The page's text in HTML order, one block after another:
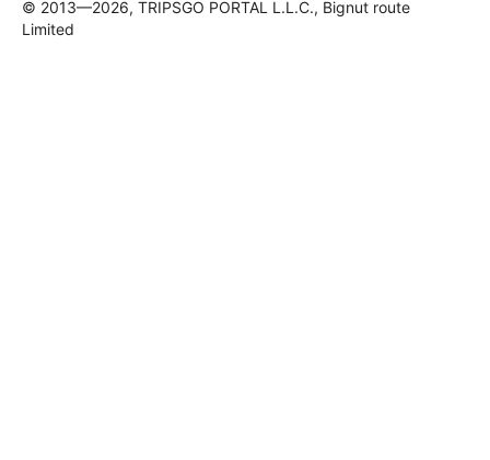
© 2013—2026, TRIPSGO PORTAL L.L.C., Bignut route
Limited